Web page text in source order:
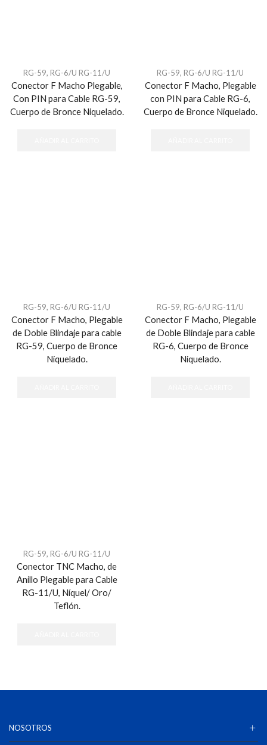
RG-59, RG-6/U RG-11/U
Conector F Macho Plegable,
Con PIN para Cable RG-59,
Cuerpo de Bronce Niquelado.
RG-59, RG-6/U RG-11/U
Conector F Macho, Plegable
con PIN para Cable RG-6,
Cuerpo de Bronce Niquelado.
RG-59, RG-6/U RG-11/U
Conector F Macho, Plegable
de Doble Blindaje para cable
RG-59, Cuerpo de Bronce
Niquelado.
RG-59, RG-6/U RG-11/U
Conector F Macho, Plegable
de Doble Blindaje para cable
RG-6, Cuerpo de Bronce
Niquelado.
RG-59, RG-6/U RG-11/U
Conector TNC Macho, de
Anillo Plegable para Cable
RG-11/U, Níquel/ Oro/
Teflón.
NOSOTROS